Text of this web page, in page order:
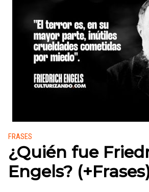
Publicado en:
FRASES
¿Quién fue
Engels?